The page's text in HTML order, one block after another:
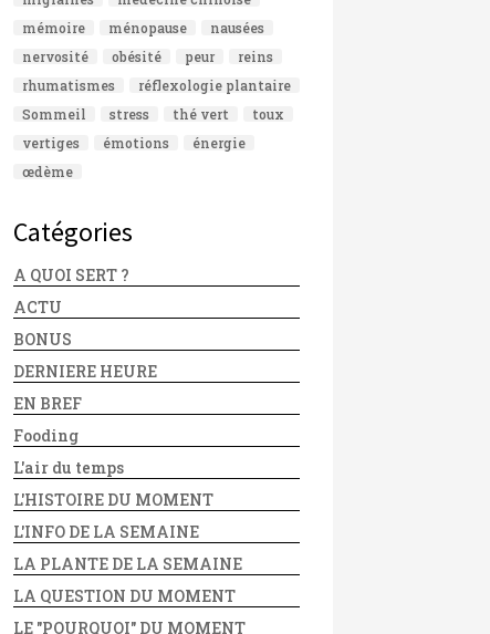
mémoire
ménopause
nausées
nervosité
obésité peur
reins
rhumatismes
réflexologie plantaire
Sommeil
stress thé vert
toux
vertiges
émotions
énergie
œdème
Catégories
A QUOI SERT ?
ACTU
BONUS
DERNIERE HEURE
EN BREF
Fooding
L'air du temps
L'HISTOIRE DU MOMENT
L'INFO DE LA SEMAINE
LA PLANTE DE LA SEMAINE
LA QUESTION DU MOMENT
LE "POURQUOI" DU MOMENT